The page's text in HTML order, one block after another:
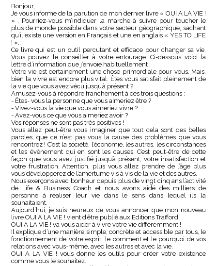
Bonjour,
Je vous informe de la parution de mon dernier livre « OUI A LA VIE !
» . Pourriez-vous m’indiquer la marche à suivre pour toucher le
plus de monde possible dans votre secteur géographique, sachant
qu’il existe une version en Français et une en anglais « YES TO LIFE
! »..
Ce livre qui est un outil percutant et efficace pour changer sa vie.
Vous pouvez le conseiller à votre entourage. Ci-dessous voici la
lettre d’information que j’envoie habituellement :
Votre vie est certainement une chose primordiale pour vous. Mais,
bien la vivre est encore plus vital. Êtes vous satisfait pleinement de
la vie que vous avez vécu jusqu’à présent ?
Amusez-vous à répondre franchement à ces trois questions :
- Êtes- vous la personne que vous aimeriez être ?
- Vivez-vous la vie que vous aimeriez vivre ?
- Avez-vous ce que vous aimeriez avoir ?
Vos réponses ne sont pas très positives !
Vous allez peut-être vous imaginer que tout cela sont des belles
paroles, que ce n’est pas vous la cause des problèmes que vous
rencontrez ! C’est la société, l’économie, les autres, les circonstances
et les événement qui en sont les causes. C’est peut-être de cette
façon que vous avez justifié jusqu’à présent, votre insatisfaction et
votre frustration. Attention, plus vous allez prendre de l’âge plus
vous développerez de l’amertume vis à vis de la vie et des autres.
Nous exerçons avec bonheur depuis plus de vingt cinq ans l’activité
de Life & Business Coach et nous avons aidé des milliers de
personne à réaliser leur vie dans le sens dans lequel ils la
souhaitaient.
Aujourd’hui, je suis heureux de vous annoncer que mon nouveau
livre OUI A LA VIE ! vient d’être publié aux Editions Trafford.
OUI A LA VIE ! va vous aider à vivre votre vie différemment !
Il explique d’une manière simple, concrète et accessible par tous, le
fonctionnement de votre esprit, le comment et le pourquoi de vos
relations avec vous-même, avec les autres et avec la vie.
OUI A LA VIE ! vous donne les outils pour créer votre existence
comme vous le souhaitez.